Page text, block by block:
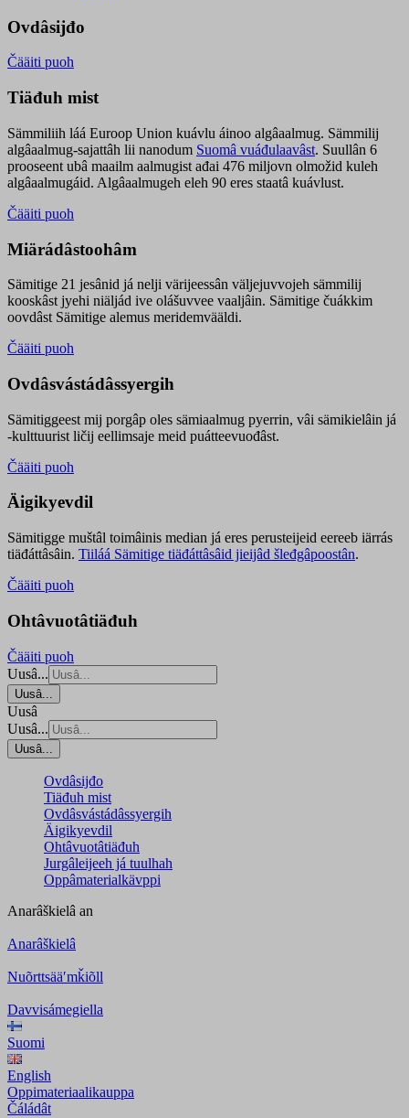
Ovdâsijđo
Čääiti puoh
Tiäđuh mist
Sämmiliih láá Euroop Union kuávlu áinoo algâaalmug. Sämmilij
algâaalmug-sajattâh lii nanodum Suomâ vuáđulaavâst. Suullân 6
prooseent ubâ maailm aalmugist ađai 476 miljovn olmožid kuleh
algâaalmugáid. Algâaalmugeh eleh 90 eres staatâ kuávlust.
Čääiti puoh
Miärádâstoohâm
Sämitige 21 jesânid já nelji värijeessân väljejuvvojeh sämmilij
kooskâst jyehi niäljád ive olášuvvee vaaljâin. Sämitige čuákkim
oovdâst Sämitige alemus meridemvääldi.
Čääiti puoh
Ovdâsvástádâssyergih
Sämitiggeest mij porgâp oles sämiaalmug pyerrin, vâi sämikielâin já
-kulttuurist ličij eellimsaje meid puátteevuođâst.
Čääiti puoh
Äigikyevdil
Sämitigge muštâl toimâinis median já eres perusteijeid eereeb iärrás
tiäđáttâsâin. Tiiláá Sämitige tiäđáttâsâid jieijâd šleđgâpoostân.
Čääiti puoh
Ohtâvuotâtiäđuh
Čääiti puoh
Uusâ...
Uusâ...
Uusâ
Uusâ...
Uusâ...
Ovdâsijđo
Tiäđuh mist
Ovdâsvástádâssyergih
Äigikyevdil
Ohtâvuotâtiäđuh
Jurgâleijeeh já tuulhah
Oppâmaterialkävppi
Anarâškielâ an
Anarâškielâ
Nuõrttsääʹmǩiõll
Davvisámegiella
Suomi
English
Oppimateriaalikauppa
Čáládât